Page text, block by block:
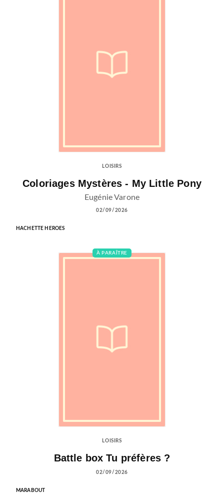
LOISIRS
Coloriages Mystères - My Little Pony
Eugénie Varone
02/09/2026
HACHETTE HEROES
À PARAÎTRE
LOISIRS
Battle box Tu préfères ?
02/09/2026
MARABOUT